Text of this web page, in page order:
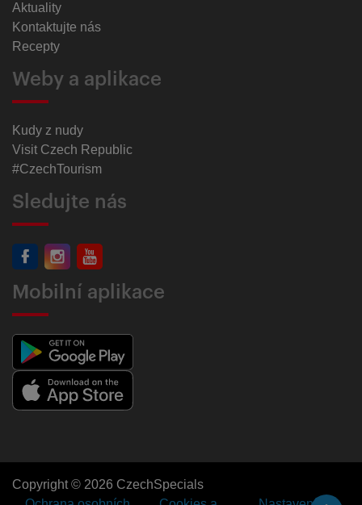
Aktuality
Kontaktujte nás
Recepty
Weby a aplikace
Kudy z nudy
Visit Czech Republic
#CzechTourism
Sledujte nás
Mobilní aplikace
Copyright © 2026 CzechSpecials